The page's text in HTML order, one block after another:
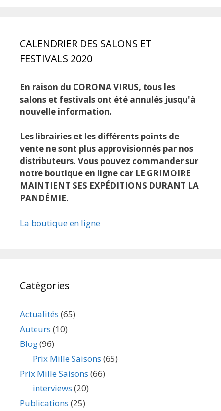
CALENDRIER DES SALONS ET
FESTIVALS 2020
En raison du CORONA VIRUS, tous les
salons et festivals ont été annulés jusqu'à
nouvelle information.
Les librairies et les différents points de
vente ne sont plus approvisionnés par nos
distributeurs. Vous pouvez commander sur
notre boutique en ligne car LE GRIMOIRE
MAINTIENT SES EXPÉDITIONS DURANT LA
PANDÉMIE.
La boutique en ligne
Catégories
Actualités (65)
Auteurs (10)
Blog(96)
Prix Mille Saisons (65)
Prix Mille Saisons (66)
interviews (20)
Publications (25)